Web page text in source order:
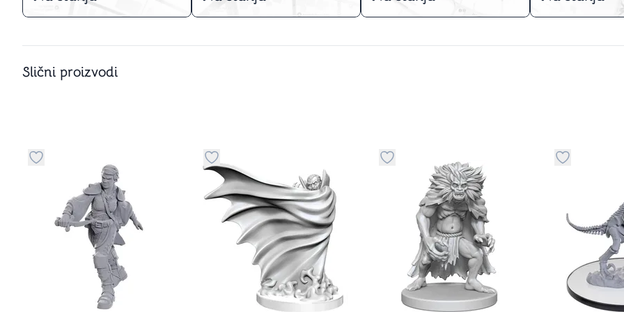
Slični proizvodi
kategoriju omiljeno
Dugme za dodavanje stvari u kategoriju omiljenoDugme za dodavanje stvari u kategoriju omiljenoDugme za dodavanje stvari u kategoriju omiljeno
Dugme za